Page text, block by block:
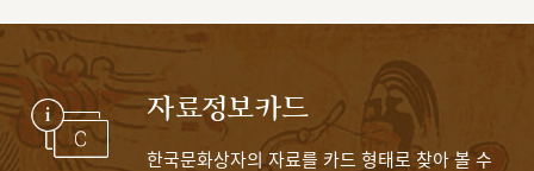
자료정보카드
한국문화상자의 자료를 카드 형태로 찾아 볼 수